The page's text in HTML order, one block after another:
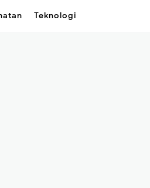
Teknologi